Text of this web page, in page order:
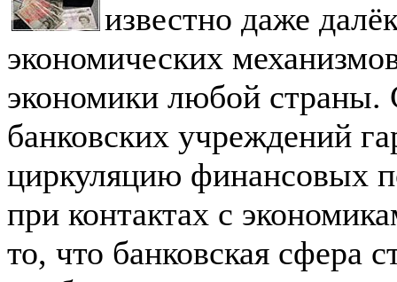
известно даже
экономических
экономики любой страны.
банковских учреждений
циркуляцию финансовых
при контактах с
то, что банковская сфера